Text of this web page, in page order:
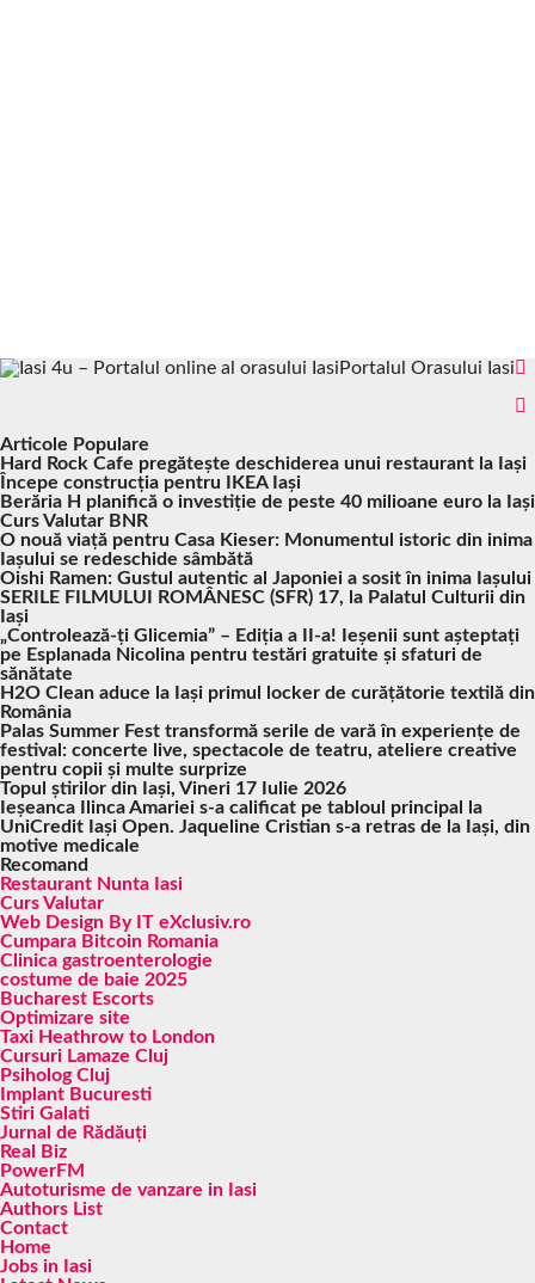
Portalul Orasului Iasi
Articole Populare
Hard Rock Cafe pregătește deschiderea unui restaurant la Iași
Începe construcția pentru IKEA Iași
Berăria H planifică o investiție de peste 40 milioane euro la Iași
Curs Valutar BNR
O nouă viață pentru Casa Kieser: Monumentul istoric din inima
Iașului se redeschide sâmbătă
Oishi Ramen: Gustul autentic al Japoniei a sosit în inima Iașului
SERILE FILMULUI ROMÂNESC (SFR) 17, la Palatul Culturii din
Iași
„Controlează-ți Glicemia” – Ediția a II-a! Ieșenii sunt așteptați
pe Esplanada Nicolina pentru testări gratuite și sfaturi de
sănătate
H2O Clean aduce la Iași primul locker de curățătorie textilă din
România
Palas Summer Fest transformă serile de vară în experiențe de
festival: concerte live, spectacole de teatru, ateliere creative
pentru copii și multe surprize
Topul știrilor din Iași, Vineri 17 Iulie 2026
Ieșeanca Ilinca Amariei s-a calificat pe tabloul principal la
UniCredit Iași Open. Jaqueline Cristian s-a retras de la Iași, din
motive medicale
Recomand
Restaurant Nunta Iasi
Curs Valutar
Web Design By IT eXclusiv.ro
Cumpara Bitcoin Romania
Clinica gastroenterologie
costume de baie 2025
Bucharest Escorts
Optimizare site
Taxi Heathrow to London
Cursuri Lamaze Cluj
Psiholog Cluj
Implant Bucuresti
Stiri Galati
Jurnal de Rădăuți
Real Biz
PowerFM
Autoturisme de vanzare in Iasi
Authors List
Contact
Home
Jobs in Iasi